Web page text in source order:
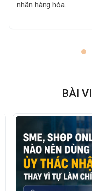
nhãn hàng hóa.
BÀI